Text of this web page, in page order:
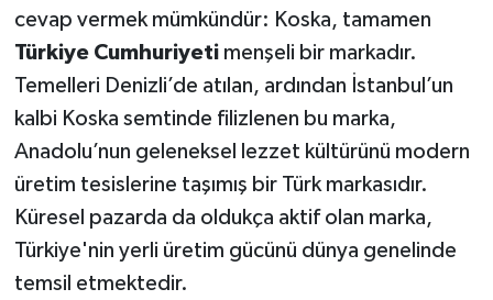
cevap vermek mümkündür: Koska, tamamen
Türkiye Cumhuriyetimenşeli bir markadır.
Temelleri Denizli’de atılan, ardından İstanbul’un
kalbi Koska semtinde filizlenen bu marka,
Anadolu’nun geleneksel lezzet kültürünü modern
üretim tesislerine taşımış bir Türk markasıdır.
Küresel pazarda da oldukça aktif olan marka,
Türkiye'nin yerli üretim gücünü dünya genelinde
temsil etmektedir.